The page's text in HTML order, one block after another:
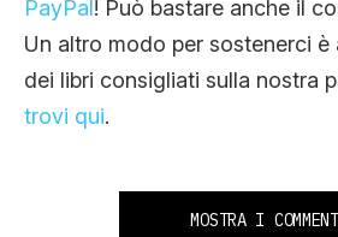
PayPal! Può bastare anche il
Un altro modo per sostenerci è
dei libri consigliati sulla nostra
trovi qui.
MOSTRA I